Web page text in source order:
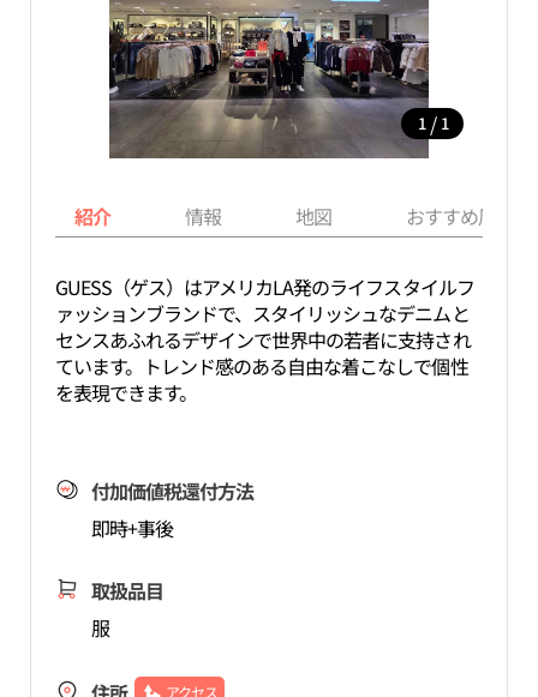
1 / 1
紹介 情報 地図 おすすめ周辺
GUESS（ゲス）はアメリカLA発のライフスタイルフ
ァッションブランドで、スタイリッシュなデニムと
センスあふれるデザインで世界中の若者に支持され
ています。トレンド感のある自由な着こなしで個性
を表現できます。
付加価値税還付方法
即時+事後
取扱品目
服
アクセス